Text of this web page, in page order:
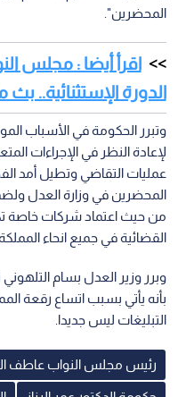
المحضرين".
اقرأ أيضا : مجلس
الدورة الإستثنائية.. بث
وتبرر الحكومة في الأسباب
لإعادة النظر في الإجراءات
عمليات التقاضي وتطيل أمد
المحضرين في وزارة العدل
من حيث اعتماد شركات خاصة
القضائية في جميع انحاء
وبرر وزير العدل بسام
بأنه يأتي بسبب اتساع رقعة
التبليغات ليس جديدا.
رئيس مجلس النواب عاطف